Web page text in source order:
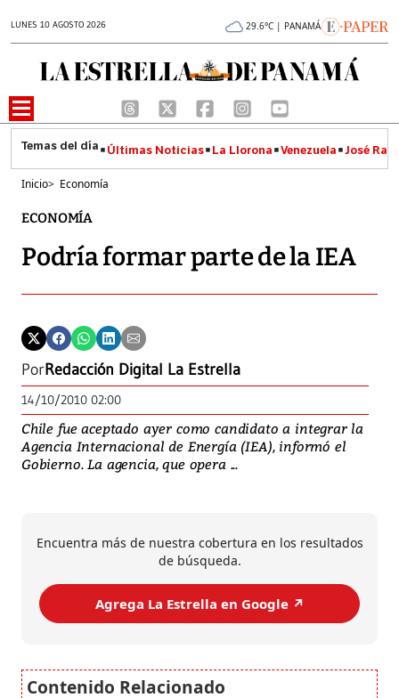
LUNES 10 AGOSTO 2026 29.6°C | PANAMÁ
Últimas Noticias La Llorona Venezuela José
Inicio> Economía
ECONOMÍA
Podría formar parte de la IEA
PorRedacción Digital La Estrella
14/10/2010 02:00
Chile fue aceptado ayer como candidato a integrar la
Agencia Internacional de Energía (IEA), informó el
Gobierno. La agencia, que opera ...
Encuentra más de nuestra cobertura en los resultados
de búsqueda.
Agrega La Estrella en Google ↗️